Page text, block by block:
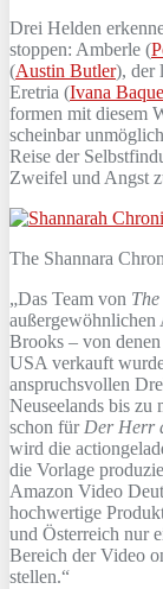
Drei Helden
stoppen: Amberle (
(Austin Butler), der
Eretria (Ivana
formen mit diesem
scheinbar
Reise der
Zweifel und Angst
The Shannara
„Das Team von
Brooks – von
USA verkauft
anspruchsvollen
Neuseelands bis zu
schon für Der Herr
wird die
die Vorlage
Amazon Video
hochwertige
und Österreich nur
Bereich der Video
stellen.“